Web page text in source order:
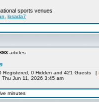
sports venues
losada7
articles
Registered, 0 Hidden and 421 Guests [
Thu Jun 11, 2026 3:45 am
minutes